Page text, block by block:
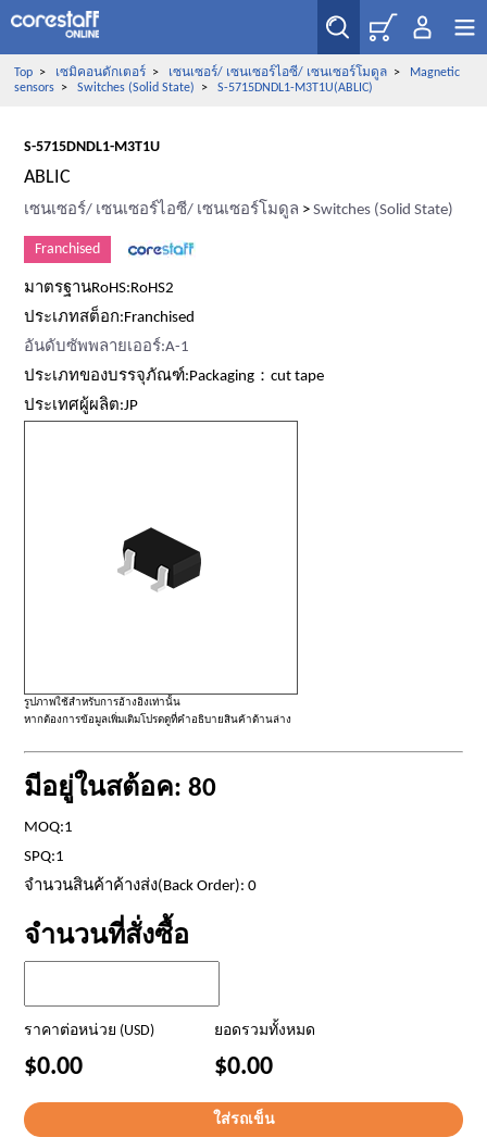
Top> เซมิคอนดักเตอร์> เซนเซอร์/ เซนเซอร์ไอซี/ เซนเซอร์โมดูล>
Magnetic
sensors> Switches (Solid State) > S-5715DNDL1-M3T1U(ABLIC)
S-5715DNDL1-M3T1U
ABLIC
เซนเซอร์/ เซนเซอร์ไอซี/ เซนเซอร์โมดูล >Switches (Solid State)
Franchised
มาตรฐานRoHS:RoHS2
ประเภทสต็อก:Franchised
อันดับซัพพลายเออร์:A-1
ประเภทของบรรจุภัณฑ์:Packaging：cut tape
ประเทศผู้ผลิต:JP
รูปภาพใช้สำหรับการอ้างอิงเท่านั้น
หากต้องการข้อมูลเพิ่มเติมโปรดดูที่คำอธิบายสินค้าด้านล่าง
มีอยู่ในสต้อค: 80
MOQ:1
SPQ:1
จำนวนสินค้าค้างส่ง(Back Order): 0
จำนวนที่สั่งซื้อ
ราคาต่อหน่วย (USD) ยอดรวมทั้งหมด
$0.00 $0.00